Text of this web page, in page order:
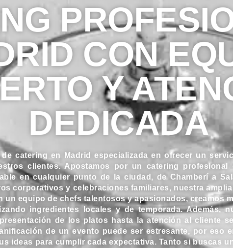
CON
Y
DEDICADA
de catering en Madrid
especializada en ofrecer un
clientes. Apostamos por un catering
en cualquier punto de la ciudad, de Chamberí a
corporativos y celebraciones familiares, nuestra
un equipo de chefs talentosos y apasionados, creamos
ingredientes locales y de temporada. Además,
de los platos hasta la atención al cliente
de un evento puede ser estresante, por eso
ideas para cumplir cada expectativa. Tanto si buscas